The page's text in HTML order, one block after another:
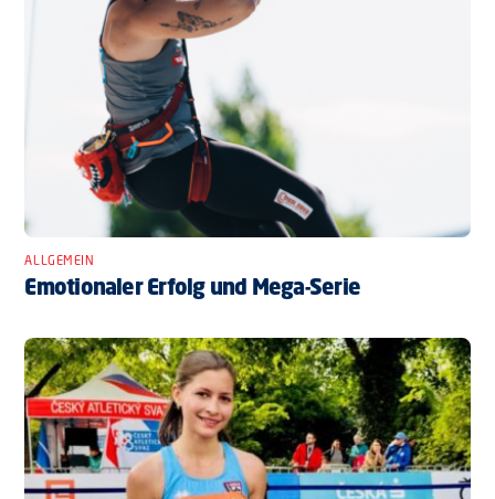
ALLGEMEIN
Emotionaler Erfolg und Mega-Serie